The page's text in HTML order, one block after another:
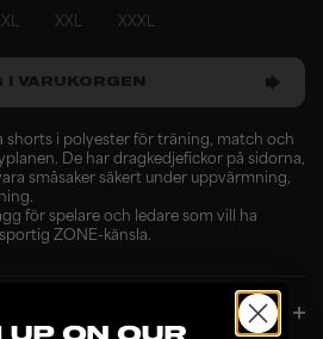
XL XXL XXXL
I VARUKORGEN
shorts i polyester för träning, match och
De har dragkedjefickor på sidorna,
småsaker säkert under uppvärmning,
för spelare och ledare som vill ha
ZONE-känsla.